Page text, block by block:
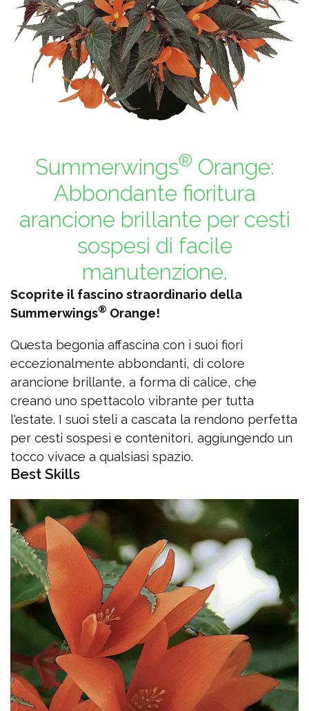
Summerwings® Orange:
Abbondante fioritura
arancione brillante per cesti
sospesi di facile
manutenzione.
Scoprite il fascino straordinario della
Summerwings® Orange!
Questa begonia affascina con i suoi fiori
eccezionalmente abbondanti, di colore
arancione brillante, a forma di calice, che
creano uno spettacolo vibrante per tutta
l'estate. I suoi steli a cascata la rendono perfetta
per cesti sospesi e contenitori, aggiungendo un
tocco vivace a qualsiasi spazio.
Best Skills